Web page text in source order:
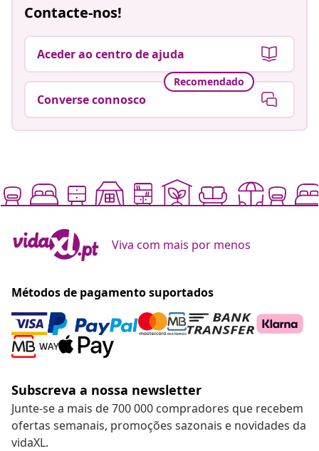
Contacte-nos!
Aceder ao centro de ajuda
Recomendado
Converse connosco
Viva com mais por menos
Métodos de pagamento suportados
Subscreva a nossa newsletter
Junte-se a mais de 700 000 compradores que recebem
ofertas semanais, promoções sazonais e novidades da
vidaXL.